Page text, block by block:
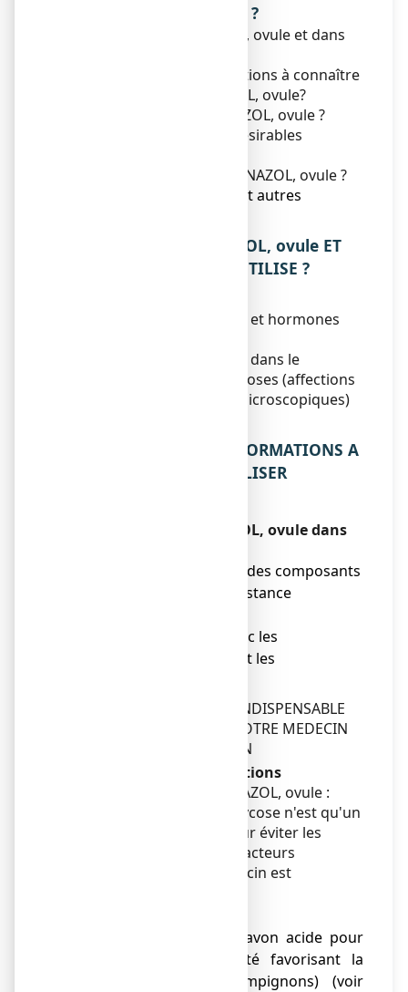
Que contient cette notice ?
1. Qu'est-ce que MONAZOL, ovule et dans
2. Quelles sont les informations à connaître
avant d'utiliser MONAZOL, ovule?
3. Comment utiliser MONAZOL, ovule ?
4. Quels sont les effets indésirables
5. Comment conserver MONAZOL, ovule ?
6. Contenu de l’emballage et autres
1. QU’EST-CE QUE MONAZOL, ovule ET
DANS QUELS CAS EST-IL UTILISE ?
(G: système génito-urinaire et hormones
Ce médicament est indiqué dans le
traitement local des candidoses (affections
dues à des champignons microscopiques)
2. QUELLES SONT LES INFORMATIONS A
CONNAITRE AVANT D'UTILISER
N'utilisez jamais MONAZOL, ovule dans
● en cas d'allergie à l'un des composants
du produit ou à une substance
● en cas d'utilisation avec les
préservatifs masculins et les
EN CAS DE DOUTE, IL EST INDISPENSABLE
DE DEMANDER L'AVIS DE VOTRE MEDECIN
OU DE VOTRE PHARMACIEN
Avertissements et précautions
Faites attention avec MONAZOL, ovule :
Le traitement local de la mycose n'est qu'un
élément du traitement. Pour éviter les
rechutes, la recherche de facteurs
favorisants par votre médecin est
● Ne pas utiliser un savon acide pour
l'hygiène locale (l'acidité favorisant la
prolifération des champignons) (voir